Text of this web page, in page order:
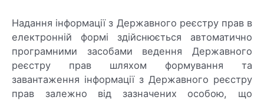
Надання інформації з Державного реєстру прав в
електронній формі здійснюється автоматично
програмними засобами ведення Державного
реєстру прав шляхом формування та
завантаження інформації з Державного реєстру
прав залежно від зазначених особою, що